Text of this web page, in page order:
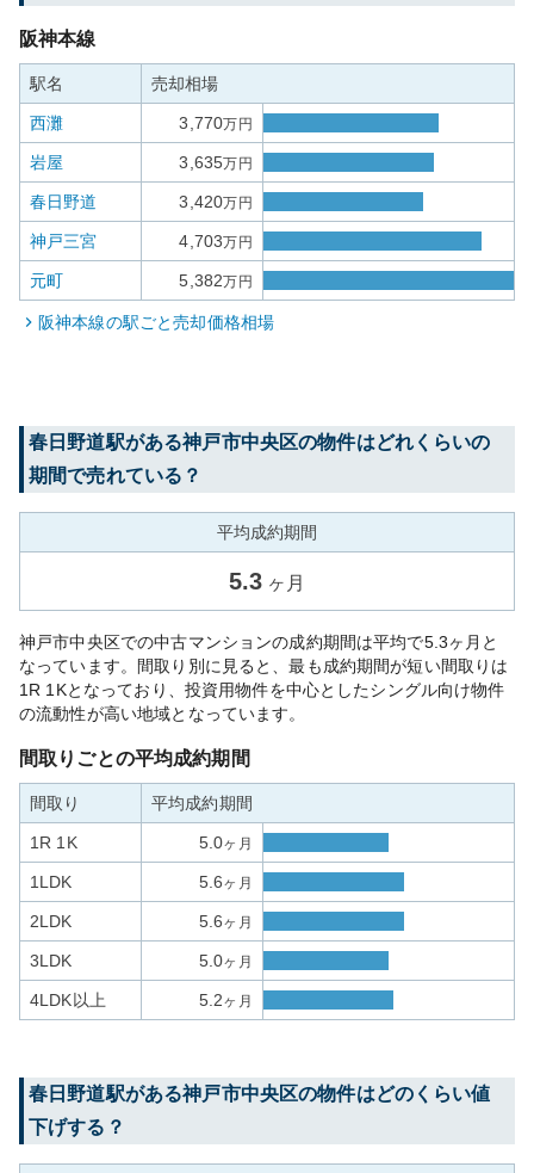
阪神本線
駅名 売却相場
西灘 3,770万円
岩屋 3,635万円
春日野道 3,420万円
神戸三宮 4,703万円
元町 5,382万円
阪神本線の駅ごと売却価格相場
春日野道駅がある神戸市中央区の物件はどれくらいの
期間で売れている？
平均成約期間
5.3 ヶ月
神戸市中央区での中古マンションの成約期間は平均で5.3ヶ月と
なっています。間取り別に見ると、最も成約期間が短い間取りは
1R 1Kとなっており、投資用物件を中心としたシングル向け物件
の流動性が高い地域となっています。
間取りごとの平均成約期間
間取り 平均成約期間
1R 1K 5.0ヶ月
1LDK 5.6ヶ月
2LDK 5.6ヶ月
3LDK 5.0ヶ月
4LDK以上 5.2ヶ月
春日野道駅がある神戸市中央区の物件はどのくらい値
下げする？